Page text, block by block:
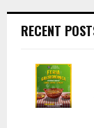
RECENT